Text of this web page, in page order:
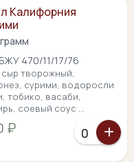
Калифорния
470/11/17/76
сыр творожный,
сурими, водоросли
тобико, васаби,
соевый соус ...
₽